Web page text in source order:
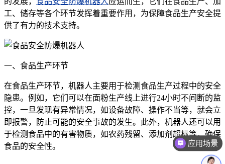
工、储存等各个环节发挥着重要作用，为保障食品生产安全提
供了有力的技术支持。
一、食品生产环节
在食品生产环节，机器人主要用于检测食品生产过程中的安全
隐患。例如，它们可以在面粉生产线上进行24小时不间断的监
控，一旦发现有异常情况，如设备故障、操作不当等，就会立
即报警，防止可能的安全事故的发生。此外，机器人还可以用
于检测食品中的有害物质，如农药残留、添加剂超标等，确保
食品的安全性。
应用场景